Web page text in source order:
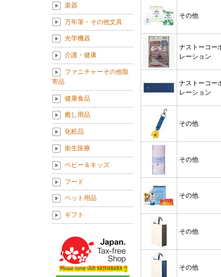
その他
ナストーコー
レーション
ナストーコー
レーション
その他
その他
その他
その他
その他
楽器
万年筆・その他文具
光学機器
介護・健康
ファニチャーその他取
寄品
健康食品
癒し用品
化粧品
衛生医療
ベビー＆キッズ
フード
ペット用品
ギフト